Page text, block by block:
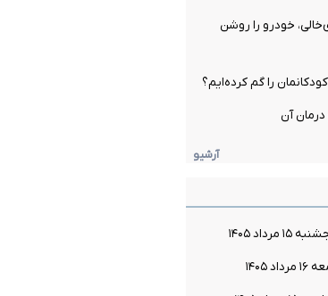
خودرو را روشن
را گم کرده‌ایم؟
آن
آرشیو
۱۴۰۵